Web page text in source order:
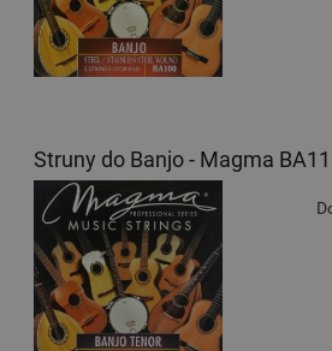
Struny do Banjo - Magma